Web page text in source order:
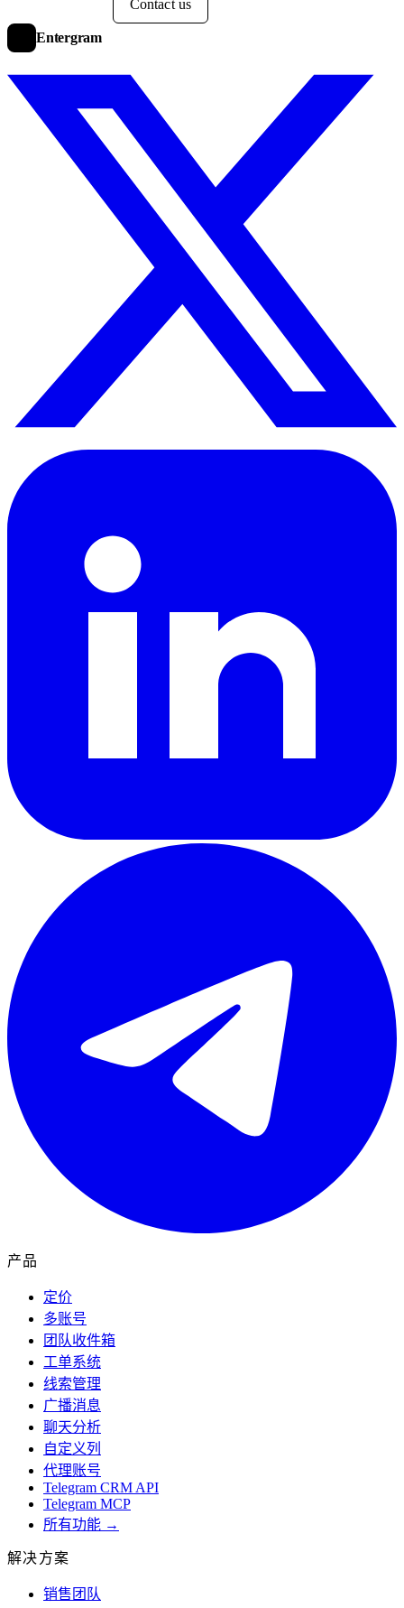
Contact us
Entergram
产品
定价
多账号
团队收件箱
工单系统
线索管理
广播消息
聊天分析
自定义列
代理账号
Telegram CRM API
Telegram MCP
所有功能 →
解决方案
销售团队